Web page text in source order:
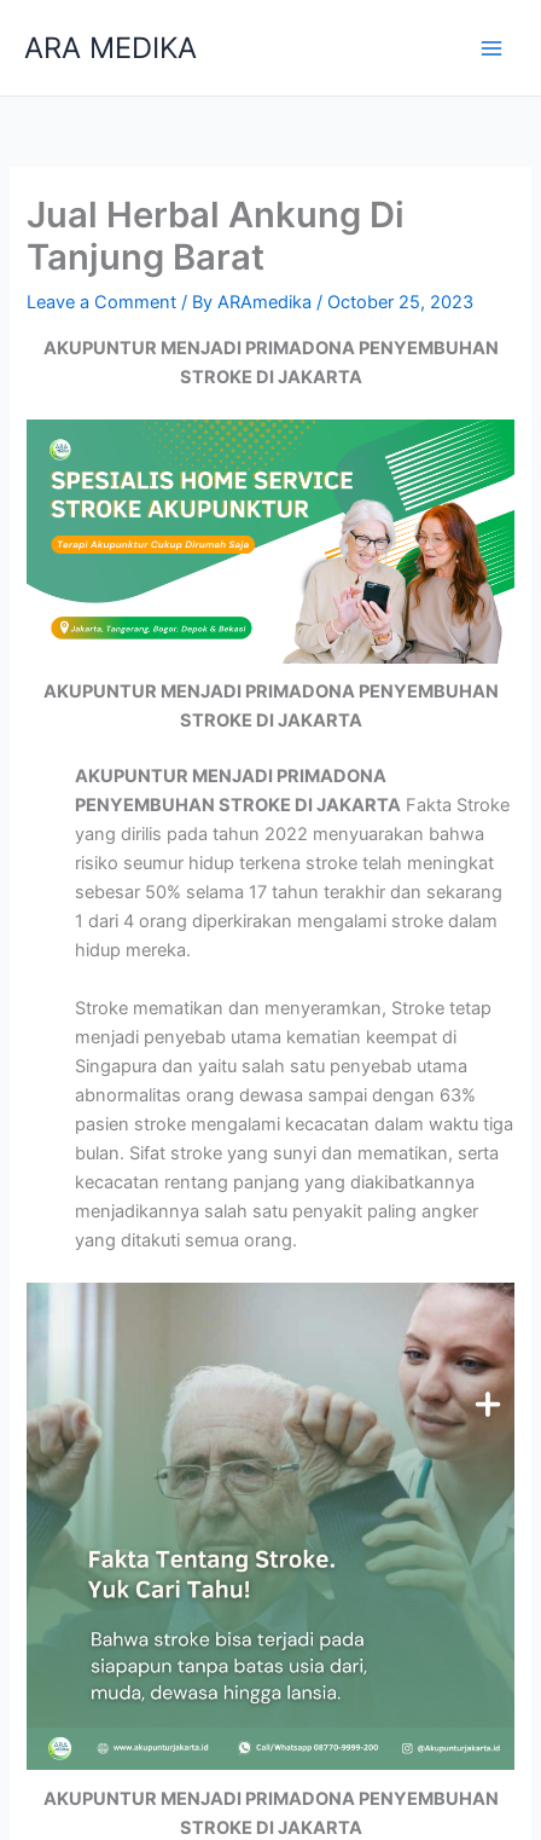
ARA MEDIKA
Jual Herbal Ankung Di
Tanjung Barat
Leave a Comment / ByARAmedika/October 25, 2023
AKUPUNTUR MENJADI PRIMADONA PENYEMBUHAN
STROKE DI JAKARTA
AKUPUNTUR MENJADI PRIMADONA PENYEMBUHAN
STROKE DI JAKARTA
AKUPUNTUR MENJADI PRIMADONA
PENYEMBUHAN STROKE DI JAKARTA Fakta Stroke
yang dirilis pada tahun 2022 menyuarakan bahwa
risiko seumur hidup terkena stroke telah meningkat
sebesar 50% selama 17 tahun terakhir dan sekarang
1 dari 4 orang diperkirakan mengalami stroke dalam
hidup mereka.
Stroke mematikan dan menyeramkan, Stroke tetap
menjadi penyebab utama kematian keempat di
Singapura dan yaitu salah satu penyebab utama
abnormalitas orang dewasa sampai dengan 63%
pasien stroke mengalami kecacatan dalam waktu tiga
bulan. Sifat stroke yang sunyi dan mematikan, serta
kecacatan rentang panjang yang diakibatkannya
menjadikannya salah satu penyakit paling angker
yang ditakuti semua orang.
AKUPUNTUR MENJADI PRIMADONA PENYEMBUHAN
STROKE DI JAKARTA